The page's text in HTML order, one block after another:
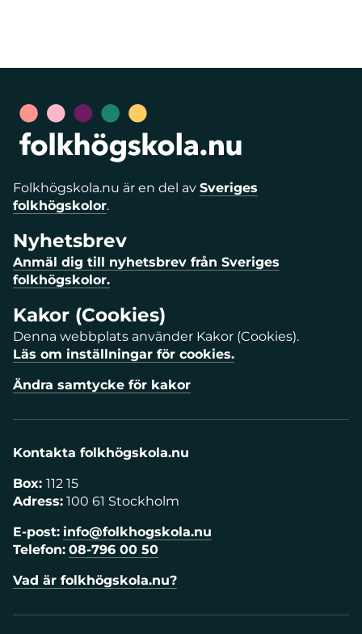
Folkhögskola.nu är en del av Sveriges
folkhögskolor.
Nyhetsbrev
Anmäl dig till nyhetsbrev från Sveriges
folkhögskolor.
Kakor (Cookies)
Denna webbplats använder Kakor (Cookies).
Läs om inställningar för cookies.
Ändra samtycke för kakor
Kontakta folkhögskola.nu
Box: 112 15
Adress: 100 61 Stockholm
E-post: info@folkhogskola.nu
Telefon: 08-796 00 50
Vad är folkhögskola.nu?